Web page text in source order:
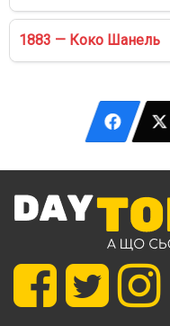
1883 — Коко Шанель